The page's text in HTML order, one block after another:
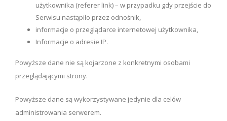
użytkownika (referer link) – w przypadku gdy przejście do
Serwisu nastąpiło przez odnośnik,
informacje o przeglądarce internetowej użytkownika,
Informacje o adresie IP.
Powyższe dane nie są kojarzone z konkretnymi osobami
przeglądającymi strony.
Powyższe dane są wykorzystywane jedynie dla celów
administrowania serwerem.